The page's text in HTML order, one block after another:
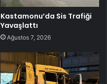
Kastamonu’da Sis Trafiği
Yavaşlattı
Ağustos 7, 2026